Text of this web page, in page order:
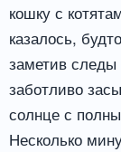
кошку с
казалось,
заметив следы
заботливо
солнце с
Несколько